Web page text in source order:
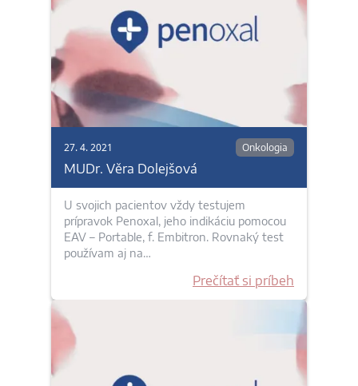
27. 4. 2021 Onkologia
MUDr. Věra Dolejšová
U svojich pacientov vždy testujem
prípravok Penoxal, jeho indikáciu pomocou
EAV – Portable, f. Embitron. Rovnaký test
používam aj na…
Prečítať si príbeh